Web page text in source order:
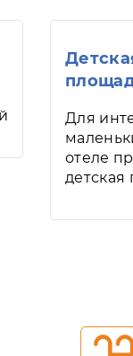
Для
отеле
детская